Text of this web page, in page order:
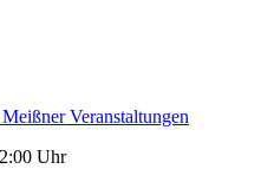
Veranstaltungen
Uhr